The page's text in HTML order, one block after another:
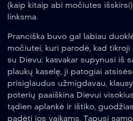
(kaip kitaip abi močiutes
linksma.
Pranciška buvo gal labiau
močiutei, kuri parodė, kad
su Dievu: kasvakar supynusi iš
plaukų kaselę, ji patogiai
prisiglaudus užmigdavau,
poterių paaiškina Dievui
tądien aplankė ir ištiko,
padėti jos vaikams. Tapusi